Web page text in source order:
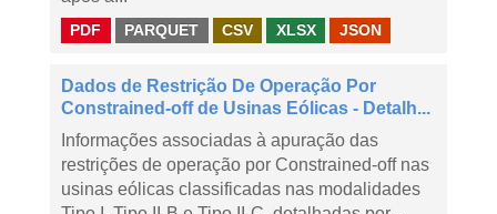
PDF PARQUET CSV XLSX JSON
Dados de Restrição De Operação Por
Constrained-off de Usinas Eólicas - Detalh...
Informações associadas à apuração das
restrições de operação por Constrained-off nas
usinas eólicas classificadas nas modalidades